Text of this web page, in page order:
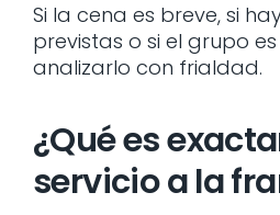
Si la cena es breve, si
previstas o si el grupo
analizarlo con frialdad.
¿Qué es
servicio a la